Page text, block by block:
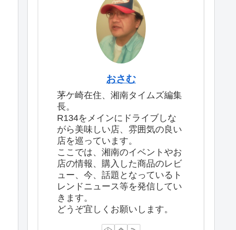
おさむ
茅ケ崎在住、湘南タイムズ編集
長。
R134をメインにドライブしな
がら美味しい店、雰囲気の良い
店を巡っています。
ここでは、湘南のイベントやお
店の情報、購入した商品のレビ
ュー、今、話題となっているト
レンドニュース等を発信してい
きます。
どうぞ宜しくお願いします。